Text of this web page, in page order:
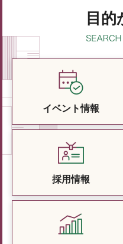
目的
イベント情報
採用情報